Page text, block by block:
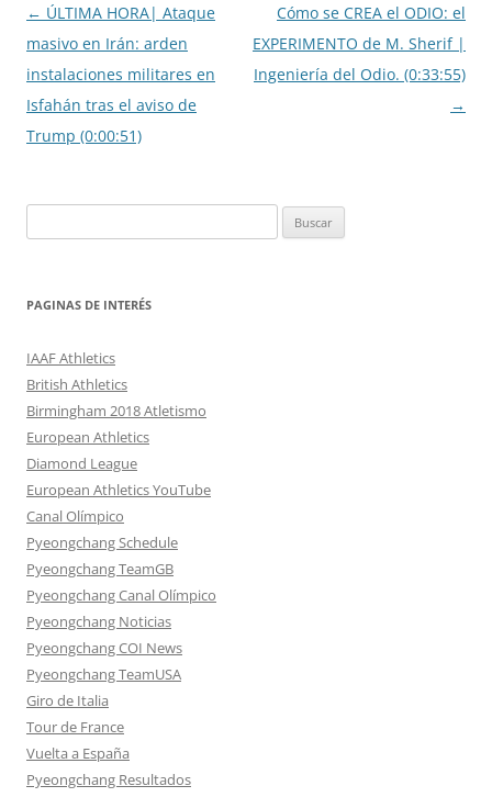
Navegación
de
entradas
← ÚLTIMA HORA| Ataque
masivo en Irán: arden
instalaciones militares en
Isfahán tras el aviso de
Trump (0:00:51)
Cómo se CREA el ODIO: el
EXPERIMENTO de M. Sherif |
Ingeniería del Odio. (0:33:55)
→
PAGINAS DE INTERÉS
IAAF Athletics
British Athletics
Birmingham 2018 Atletismo
European Athletics
Diamond League
European Athletics YouTube
Canal Olímpico
Pyeongchang Schedule
Pyeongchang TeamGB
Pyeongchang Canal Olímpico
Pyeongchang Noticias
Pyeongchang COI News
Pyeongchang TeamUSA
Giro de Italia
Tour de France
Vuelta a España
Pyeongchang Resultados